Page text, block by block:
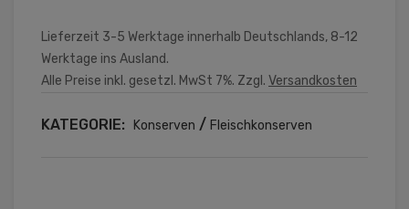
Lieferzeit 3-5 Werktage innerhalb Deutschlands, 8-12
Werktage ins Ausland.
Alle Preise inkl. gesetzl. MwSt 7%. Zzgl. Versandkosten
KATEGORIE: Konserven / Fleischkonserven